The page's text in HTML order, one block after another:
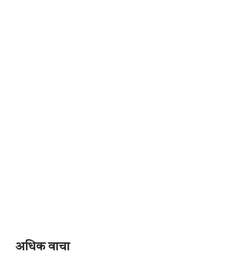
अधिक वाचा